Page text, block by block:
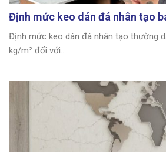
Định mức keo dán đá nhân tạo
Định mức keo dán đá nhân tạo thường
kg/m² đối với...